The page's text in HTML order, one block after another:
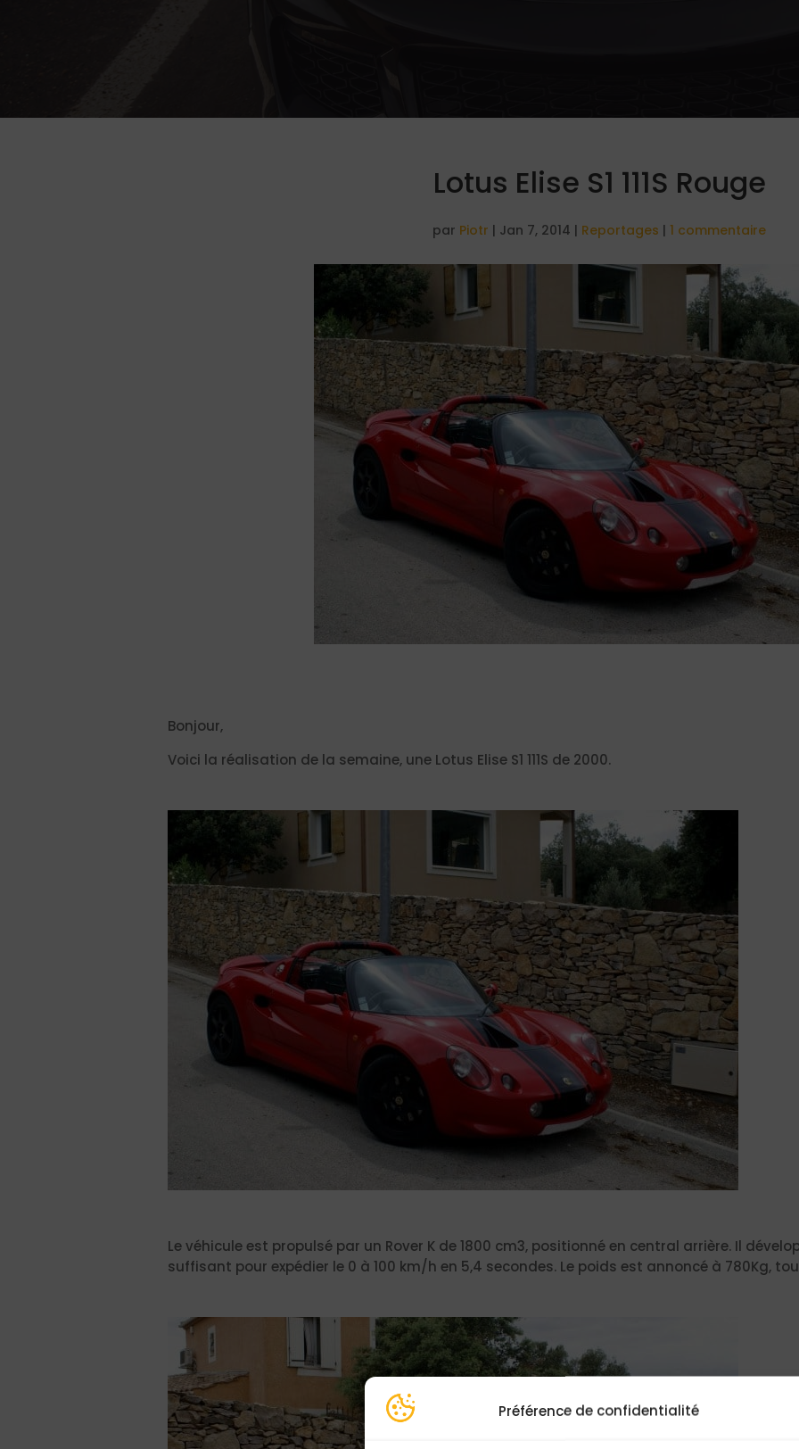
Préférence de confidentialité
Lotus Elise S1 111S Rouge
par Piotr | Jan 7, 2014 | Reportages | 1 commentaire
Bonjour,
Voici la réalisation de la semaine, une Lotus Elise S1 111S de 2000.
Le véhicule est propulsé par un Rover K de 1800 cm3, positionné en central arrière. Il
suffisant pour expédier le 0 à 100 km/h en 5,4 secondes. Le poids est annoncé à 780Kg,